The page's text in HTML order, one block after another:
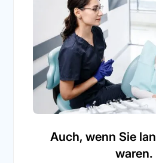
Auch, wenn Sie
waren.